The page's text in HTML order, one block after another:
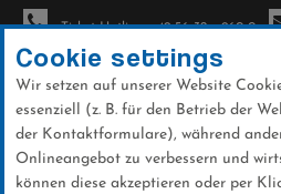
Direkt
zum
Ticket-Hotline: +49 56 32 - 960-0
Cookie settings
Wir setzen auf unserer Website
essenziell (z. B. für den Betrieb der
der Kontaktformulare), während
Onlineangebot zu verbessern und
können diese akzeptieren oder per